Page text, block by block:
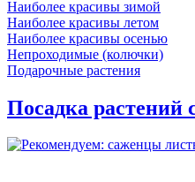
Наиболее красивы зимой
Наиболее красивы летом
Наиболее красивы осенью
Непроходимые (колючки)
Подарочные растения
Посадка растений